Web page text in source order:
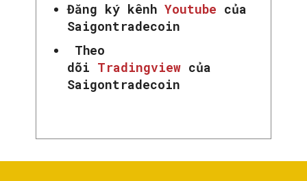
SEARCH...
Đăng ký kênh Youtube của
Saigontradecoin
Theo
dõi Tradingview của
Saigontradecoin